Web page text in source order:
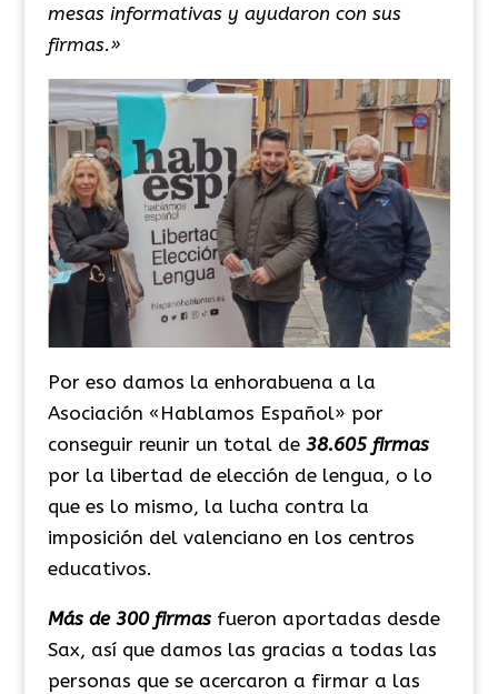
mesas informativas y ayudaron con sus
firmas.»
Por eso damos la enhorabuena a la
Asociación «Hablamos Español» por
conseguir reunir un total de 38.605 firmas
por la libertad de elección de lengua, o lo
que es lo mismo, la lucha contra la
imposición del valenciano en los centros
educativos.
Más de 300 firmas fueron aportadas desde
Sax, así que damos las gracias a todas las
personas que se acercaron a firmar a las